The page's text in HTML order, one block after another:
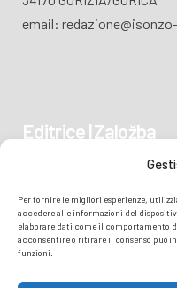
Per fornire le migliori esperienze,
accedere alle informazioni del
elaborare dati come il comportamento
acconsentire o ritirare il consenso può
funzioni.
email:
Editrice | Založba
34170 GORIZIA/GORICA